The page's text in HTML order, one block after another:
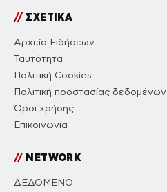
//ΣΧΕΤΙΚΑ
Αρχείο Ειδήσεων
Ταυτότητα
Πολιτική Cookies
Πολιτική προστασίας δεδομένων
Όροι χρήσης
Επικοινωνία
//NETWORK
ΔΕΔΟΜΕΝΟ